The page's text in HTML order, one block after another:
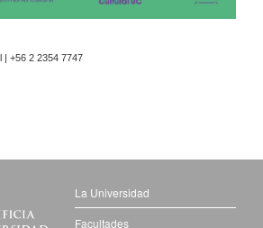
| +56 2 2354 7747
La Universidad
Facultades